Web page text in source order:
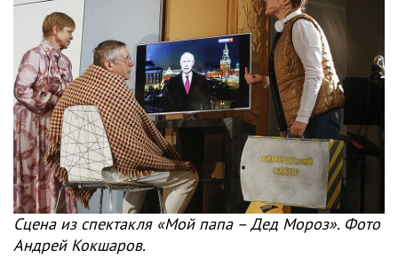
Сцена из спектакля «Мой папа – Дед Мороз». Фото
Андрей Кокшаров.